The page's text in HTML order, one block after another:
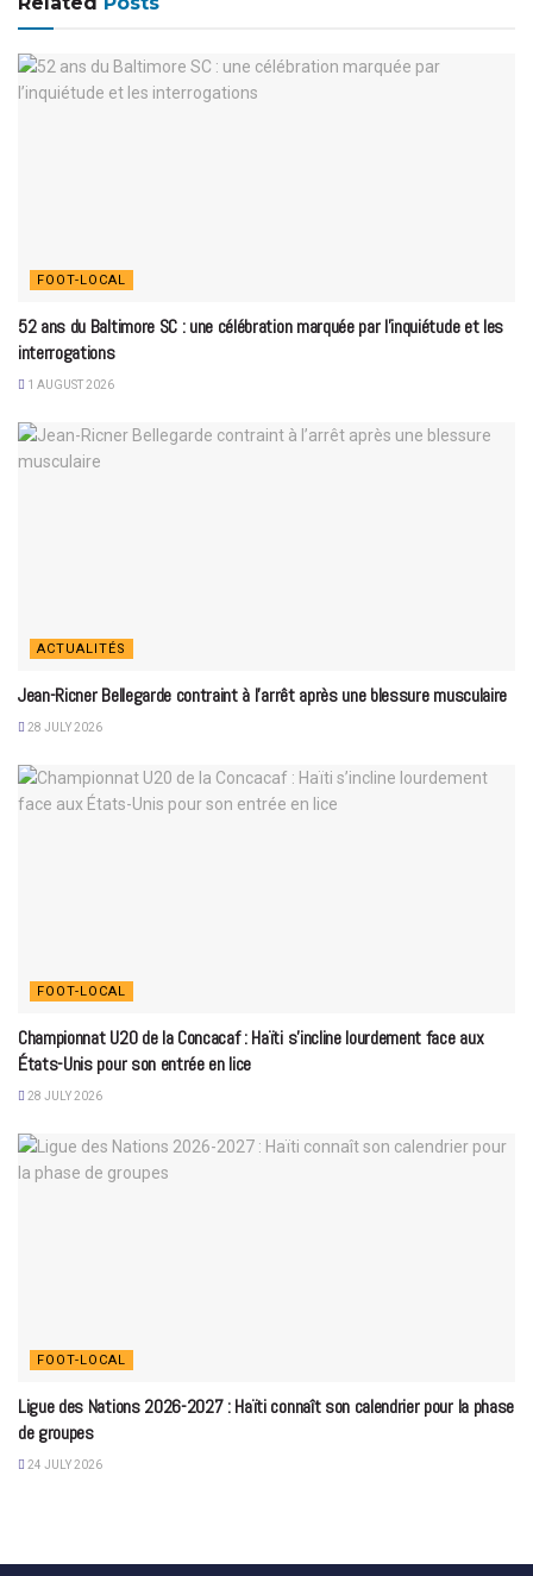
FOOT-LOCAL
52 ans du Baltimore SC : une célébration marquée par l’inquiétude et les
interrogations
1 AUGUST 2026
ACTUALITÉS
Jean-Ricner Bellegarde contraint à l’arrêt après une blessure musculaire
28 JULY 2026
FOOT-LOCAL
Championnat U20 de la Concacaf : Haïti s’incline lourdement face aux
États-Unis pour son entrée en lice
28 JULY 2026
FOOT-LOCAL
Ligue des Nations 2026-2027 : Haïti connaît son calendrier pour la phase
de groupes
24 JULY 2026